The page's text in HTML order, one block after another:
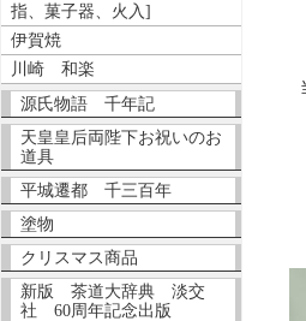
指、菓子器、火入]
伊賀焼
川崎 和楽
源氏物語 千年記
天皇皇后両陛下お祝いのお
道具
平城遷都 千三百年
塗物
クリスマス商品
新版 茶道大辞典 淡交
社 60周年記念出版